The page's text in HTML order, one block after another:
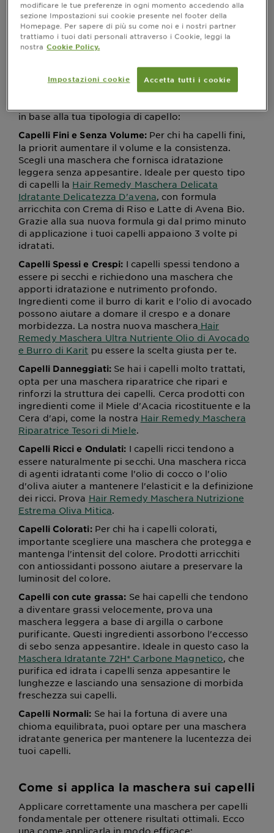
Come scegliere la maschera per
capelli in base alla tipologia di capello
Ogni tipo di capello ha bisogni specifici e un
trattamento adeguato pu fare la differenza
nell'aspetto della tua chioma. Ecco qualche spunto
in base alla tua tipologia di capello:
Capelli Fini e Senza Volume:Per chi ha capelli fini,
la priorit aumentare il volume e la consistenza.
Scegli una maschera che fornisca idratazione
leggera senza appesantire. Ideale per questo tipo
di capelli la Hair Remedy Maschera Delicata
Idratante Delicatezza D'avena, con formula
arricchita con Crema di Riso e Latte di Avena Bio.
Grazie alla sua nuova formula gi dal primo minuto
di applicazione i tuoi capelli appaiono 3 volte pi
idratati.
Capelli Spessi e Crespi: I capelli spessi tendono a
essere pi secchi e richiedono una maschera che
apporti idratazione e nutrimento profondo.
Ingredienti come il burro di karit e l'olio di avocado
possono aiutare a domare il crespo e a donare
morbidezza. La nostra nuova maschera Hair
Remedy Maschera Ultra Nutriente Olio di Avocado
e Burro di Karit pu essere la scelta giusta per te.
Capelli Danneggiati: Se hai i capelli molto trattati,
opta per una maschera riparatrice che ripari e
rinforzi la struttura dei capelli. Cerca prodotti con
ingredienti come il Miele d'Acacia ricostituente e la
Cera d'api, come la nostra Hair Remedy Maschera
Riparatrice Tesori di Miele.
Capelli Ricci e Ondulati: I capelli ricci tendono a
essere naturalmente pi secchi. Una maschera ricca
di agenti idratanti come l'olio di cocco o l'olio
d'oliva aiuter a mantenere l'elasticit e la definizione
dei ricci. Prova Hair Remedy Maschera Nutrizione
Estrema Oliva Mitica.
Capelli Colorati:Per chi ha i capelli colorati,
importante scegliere una maschera che protegga e
mantenga l'intensit del colore. Prodotti arricchiti
con antiossidanti possono aiutare a preservare la
luminosit del colore.
Capelli con cute grassa: Se hai capelli che tendono
a diventare grassi velocemente, prova una
maschera leggera a base di argilla o carbone
purificante. Questi ingredienti assorbono l'eccesso
di sebo senza appesantire. Ideale in questo caso la
Maschera Idratante 72H* Carbone Magnetico, che
purifica ed idrata i capelli senza appesantire le
lunghezze e lasciando una sensazione di morbida
freschezza sui capelli.
Capelli Normali: Se hai la fortuna di avere una
chioma equilibrata, puoi optare per una maschera
idratante generica per mantenere la lucentezza dei
tuoi capelli.
Come si applica la maschera sui capelli
Applicare correttamente una maschera per capelli
fondamentale per ottenere risultati ottimali. Ecco
una come applicarla in modo efficace:
modificare le tue preferenze in ogni momento accedendo alla
sezione Impostazioni sui cookie presente nel footer della
Homepage. Per sapere di più su come noi e i nostri partner
trattiamo i tuoi dati personali attraverso i Cookie, leggi la
nostra Cookie Policy.
Impostazioni cookie Accetta tutti i cookie